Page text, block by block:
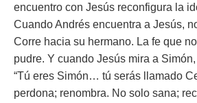
encuentro con Jesús reconfigura la
Cuando Andrés encuentra a Jesús,
Corre hacia su hermano. La fe que
pudre. Y cuando Jesús mira a
“Tú eres Simón… tú serás llamado
perdona; renombra. No solo sana;